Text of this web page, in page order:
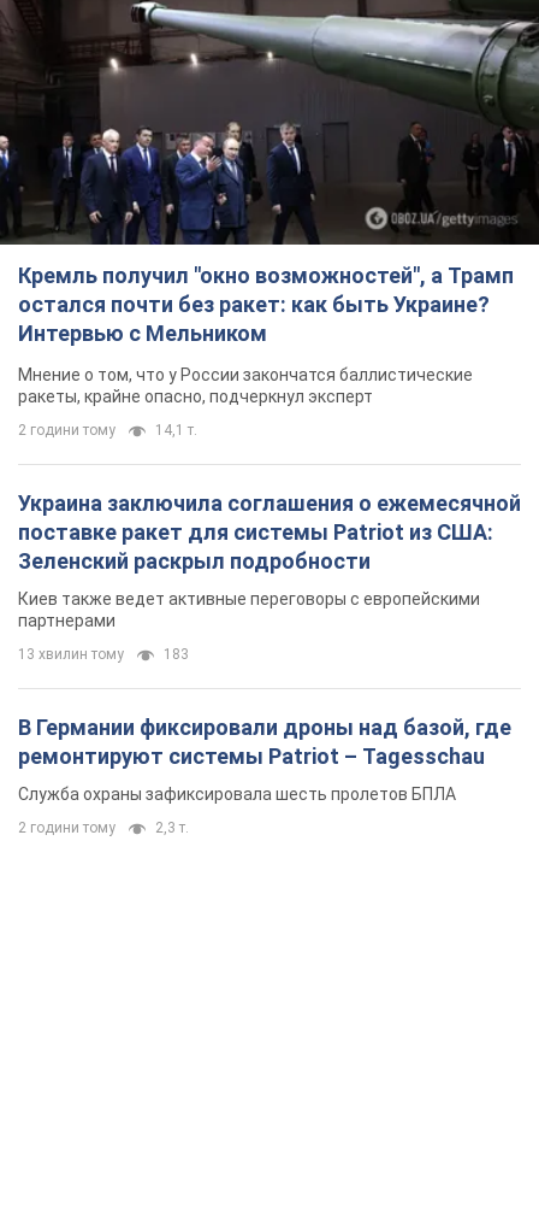
Кремль получил "окно возможностей", а Трамп
остался почти без ракет: как быть Украине?
Интервью с Мельником
Мнение о том, что у России закончатся баллистические
ракеты, крайне опасно, подчеркнул эксперт
2 години тому 14,1 т.
Украина заключила соглашения о ежемесячной
поставке ракет для системы Patriot из США:
Зеленский раскрыл подробности
Киев также ведет активные переговоры с европейскими
партнерами
13 хвилин тому 183
В Германии фиксировали дроны над базой, где
ремонтируют системы Patriot – Tagesschau
Служба охраны зафиксировала шесть пролетов БПЛА
2 години тому 2,3 т.